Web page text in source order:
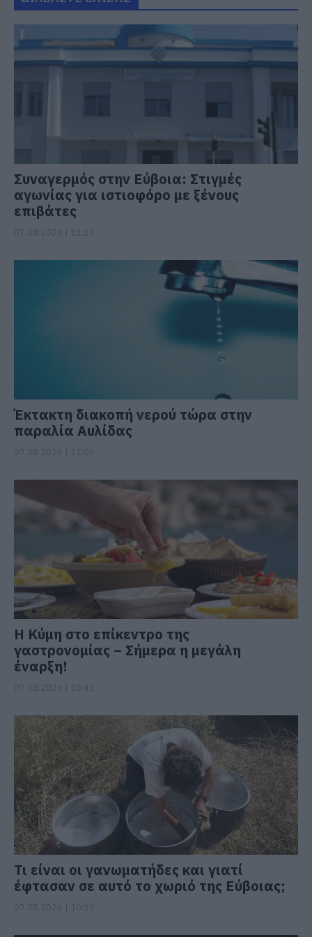
Συναγερμός στην Εύβοια: Στιγμές
αγωνίας για ιστιοφόρο με ξένους
επιβάτες
Έκτακτη διακοπή νερού τώρα στην
παραλία Αυλίδας
Η Κύμη στο επίκεντρο της
γαστρονομίας – Σήμερα η μεγάλη
έναρξη!
Τι είναι οι γανωματήδες και γιατί
έφτασαν σε αυτό το χωριό της Εύβοιας;